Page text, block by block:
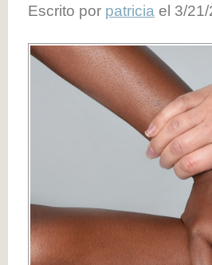
Escrito por patricia el 3/